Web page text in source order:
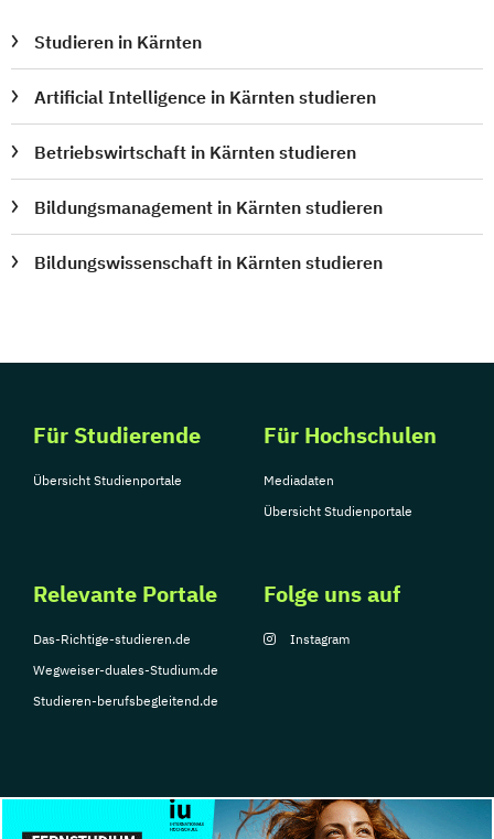
Wirtschaftspsychologie (DE/EN)
Wirtschaftsrecht
Ökonom/in
Studieren in Kärnten
Artificial Intelligence in Kärnten studieren
Betriebswirtschaft in Kärnten studieren
Bildungsmanagement in Kärnten studieren
Bildungswissenschaft in Kärnten studieren
Für Studierende
Übersicht Studienportale
Für Hochschulen
Mediadaten
Übersicht Studienportale
Relevante Portale
Das-Richtige-studieren.de
Wegweiser-duales-Studium.de
Studieren-berufsbegleitend.de
Folge uns auf
Instagram